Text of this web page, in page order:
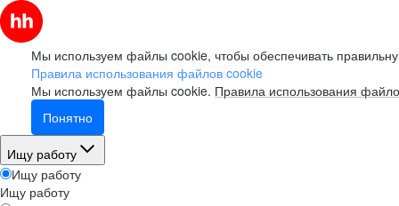
Мы используем файлы cookie, чтобы обеспечивать
Правила использования файлов cookie
Мы используем файлы cookie. Правила использования
Понятно
Ищу работу
Ищу работу
Ищу работу